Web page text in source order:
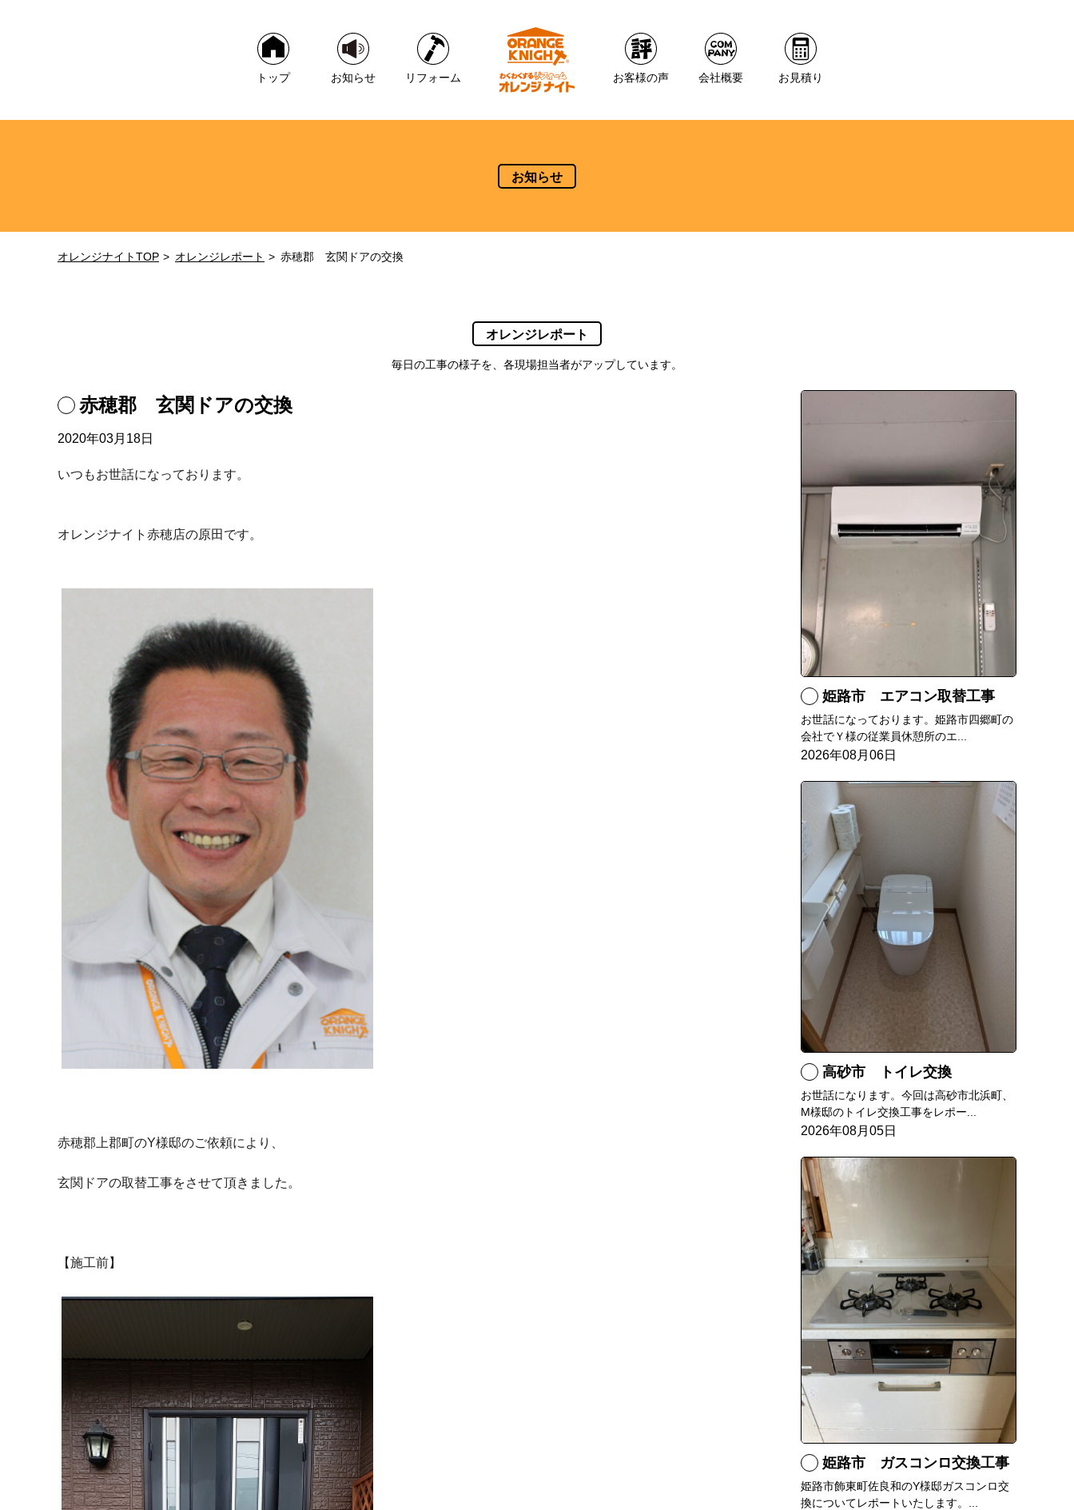
トップ お知らせ リフォーム お客様の声 会社概要 お見積り
お知らせ
オレンジナイトTOP オレンジレポート 赤穂郡 玄関ドアの交換
オレンジレポート
毎日の工事の様子を、各現場担当者がアップしています。
赤穂郡 玄関ドアの交換
2020年03月18日
いつもお世話になっております。
オレンジナイト赤穂店の原田です。
赤穂郡上郡町のY様邸のご依頼により、
玄関ドアの取替工事をさせて頂きました。
【施工前】
姫路市 エアコン取替工事
お世話になっております。姫路市四郷町の
会社でＹ様の従業員休憩所のエ...
2026年08月06日
高砂市 トイレ交換
お世話になります。今回は高砂市北浜町、
M様邸のトイレ交換工事をレポー...
2026年08月05日
姫路市 ガスコンロ交換工事
姫路市飾東町佐良和のY様邸ガスコンロ交
換についてレポートいたします。...